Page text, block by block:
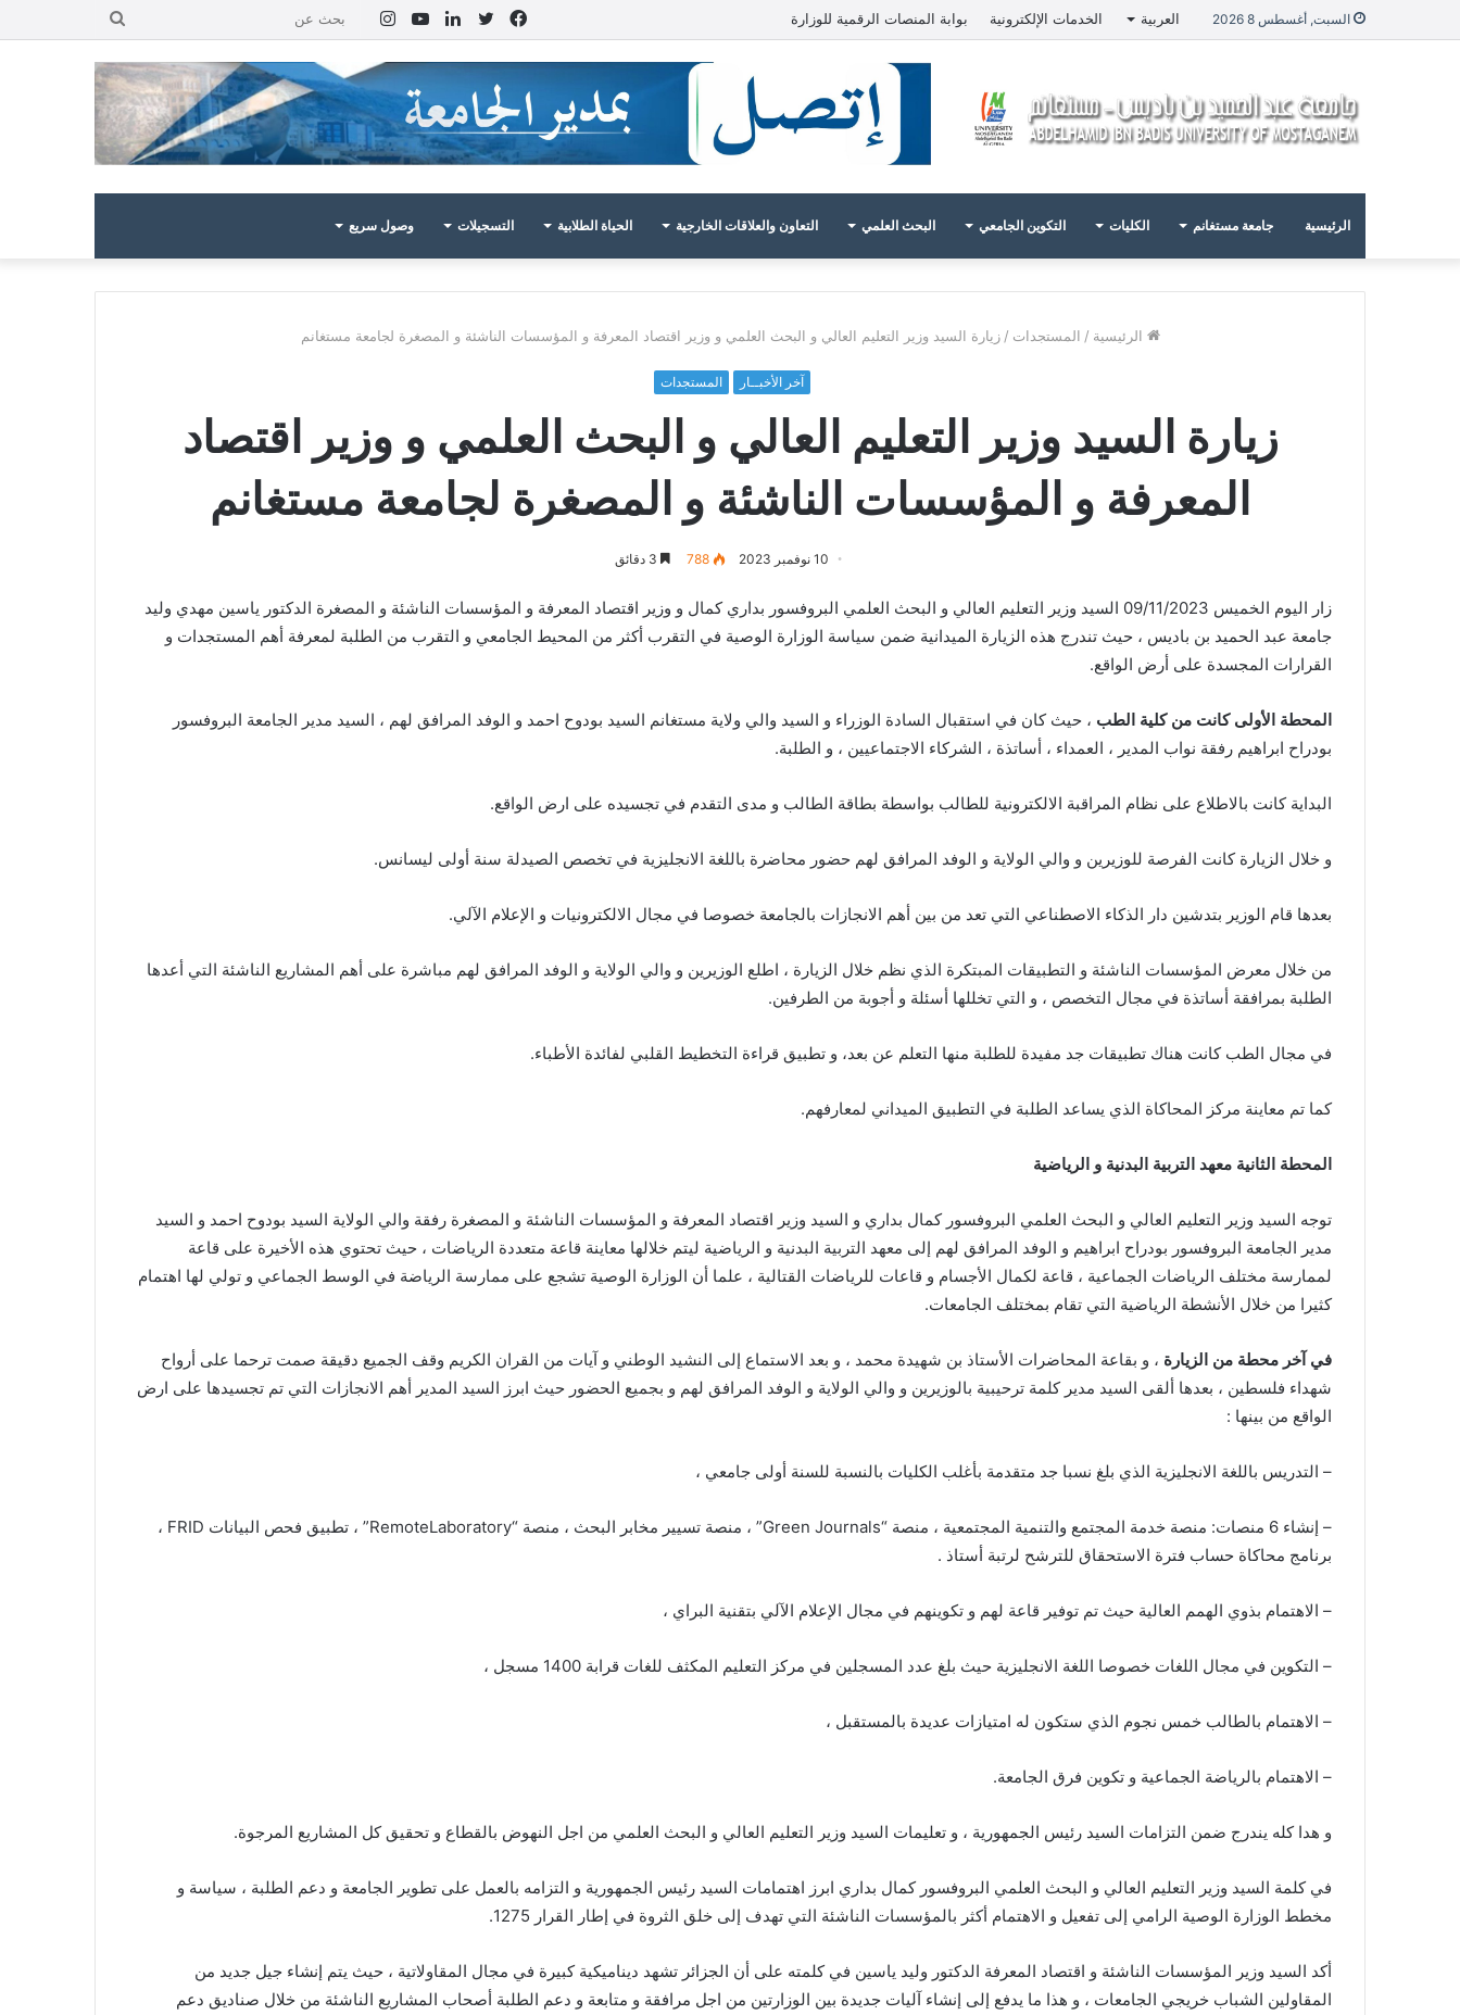
السبت, أغسطس 8 2026 العربية الخدمات الإلكترونية بوابة المنصات الرقمية للوزارة
بحث
انستقراميوتيوبلينكدإنتويتر
فيسبوك
الرئيسية جامعة مستغانم الكليات التكوين الجامعي البحث العلمي التعاون والعلاقات الخارجية الحياة الطلابية التسجيلات وصول سريع
الرئيسية / المستجدات / زيارة السيد وزير التعليم العالي و البحث العلمي و وزير اقتصاد المعرفة و المؤسسات الناشئة و المصغرة لجامعة مستغانم
آخر الأخبــار المستجدات
زيارة السيد وزير التعليم العالي و البحث العلمي و وزير اقتصاد
المعرفة و المؤسسات الناشئة و المصغرة لجامعة مستغانم
10 نوفمبر 2023 788
زار اليوم الخميس 09/11/2023 السيد وزير التعليم العالي و البحث العلمي البروفسور بداري كمال و وزير اقتصاد المعرفة و المؤسسات الناشئة و المصغرة الدكتور ياسين مهدي وليد
جامعة عبد الحميد بن باديس ، حيث تندرج هذه الزيارة الميدانية ضمن سياسة الوزارة الوصية في التقرب أكثر من المحيط الجامعي و التقرب من الطلبة لمعرفة أهم المستجدات و
القرارات المجسدة على أرض الواقع.
المحطة الأولى كانت من كلية الطب ، حيث كان في استقبال السادة الوزراء و السيد والي ولاية مستغانم السيد بودوح احمد و الوفد المرافق لهم ، السيد مدير الجامعة البروفسور
بودراح ابراهيم رفقة نواب المدير ، العمداء ، أساتذة ، الشركاء الاجتماعيين ، و الطلبة.
البداية كانت بالاطلاع على نظام المراقبة الالكترونية للطالب بواسطة بطاقة الطالب و مدى التقدم في تجسيده على ارض الواقع.
و خلال الزيارة كانت الفرصة للوزيرين و والي الولاية و الوفد المرافق لهم حضور محاضرة باللغة الانجليزية في تخصص الصيدلة سنة أولى ليسانس.
بعدها قام الوزير بتدشين دار الذكاء الاصطناعي التي تعد من بين أهم الانجازات بالجامعة خصوصا في مجال الالكترونيات و الإعلام الآلي.
من خلال معرض المؤسسات الناشئة و التطبيقات المبتكرة الذي نظم خلال الزيارة ، اطلع الوزيرين و والي الولاية و الوفد المرافق لهم مباشرة على أهم المشاريع الناشئة التي أعدها
الطلبة بمرافقة أساتذة في مجال التخصص ، و التي تخللها أسئلة و أجوبة من الطرفين.
في مجال الطب كانت هناك تطبيقات جد مفيدة للطلبة منها التعلم عن بعد، و تطبيق قراءة التخطيط القلبي لفائدة الأطباء.
كما تم معاينة مركز المحاكاة الذي يساعد الطلبة في التطبيق الميداني لمعارفهم.
المحطة الثانية معهد التربية البدنية و الرياضية
توجه السيد وزير التعليم العالي و البحث العلمي البروفسور كمال بداري و السيد وزير اقتصاد المعرفة و المؤسسات الناشئة و المصغرة رفقة والي الولاية السيد بودوح احمد و السيد
مدير الجامعة البروفسور بودراح ابراهيم و الوفد المرافق لهم إلى معهد التربية البدنية و الرياضية ليتم خلالها معاينة قاعة متعددة الرياضات ، حيث تحتوي هذه الأخيرة على قاعة
لممارسة مختلف الرياضات الجماعية ، قاعة لكمال الأجسام و قاعات للرياضات القتالية ، علما أن الوزارة الوصية تشجع على ممارسة الرياضة في الوسط الجماعي و تولي لها اهتمام
كثيرا من خلال الأنشطة الرياضية التي تقام بمختلف الجامعات.
في آخر محطة من الزيارة ، و بقاعة المحاضرات الأستاذ بن شهيدة محمد ، و بعد الاستماع إلى النشيد الوطني و آيات من القران الكريم وقف الجميع دقيقة صمت ترحما على أرواح
شهداء فلسطين ، بعدها ألقى السيد مدير كلمة ترحيبية بالوزيرين و والي الولاية و الوفد المرافق لهم و بجميع الحضور حيث ابرز السيد المدير أهم الانجازات التي تم تجسيدها على ارض
الواقع من بينها :
– التدريس باللغة الانجليزية الذي بلغ نسبا جد متقدمة بأغلب الكليات بالنسبة للسنة أولى جامعي ،
– إنشاء 6 منصات: منصة خدمة المجتمع والتنمية المجتمعية ، منصة “Green Journals” ، منصة تسيير مخابر البحث ، منصة “RemoteLaboratory” ، تطبيق فحص البيانات FRID ،
برنامج محاكاة حساب فترة الاستحقاق للترشح لرتبة أستاذ .
– الاهتمام بذوي الهمم العالية حيث تم توفير قاعة لهم و تكوينهم في مجال الإعلام الآلي بتقنية البراي ،
– التكوين في مجال اللغات خصوصا اللغة الانجليزية حيث بلغ عدد المسجلين في مركز التعليم المكثف للغات قرابة 1400 مسجل ،
– الاهتمام بالطالب خمس نجوم الذي ستكون له امتيازات عديدة بالمستقبل ،
– الاهتمام بالرياضة الجماعية و تكوين فرق الجامعة.
و هدا كله يندرج ضمن التزامات السيد رئيس الجمهورية ، و تعليمات السيد وزير التعليم العالي و البحث العلمي من اجل النهوض بالقطاع و تحقيق كل المشاريع المرجوة.
في كلمة السيد وزير التعليم العالي و البحث العلمي البروفسور كمال بداري ابرز اهتمامات السيد رئيس الجمهورية و التزامه بالعمل على تطوير الجامعة و دعم الطلبة ، سياسة و
مخطط الوزارة الوصية الرامي إلى تفعيل و الاهتمام أكثر بالمؤسسات الناشئة التي تهدف إلى خلق الثروة في إطار القرار 1275.
أكد السيد وزير المؤسسات الناشئة و اقتصاد المعرفة الدكتور وليد ياسين في كلمته على أن الجزائر تشهد ديناميكية كبيرة في مجال المقاولاتية ، حيث يتم إنشاء جيل جديد من
المقاولين الشباب خريجي الجامعات ، و هذا ما يدفع إلى إنشاء آليات جديدة بين الوزارتين من اجل مرافقة و متابعة و دعم الطلبة أصحاب المشاريع الناشئة من خلال صناديق دعم